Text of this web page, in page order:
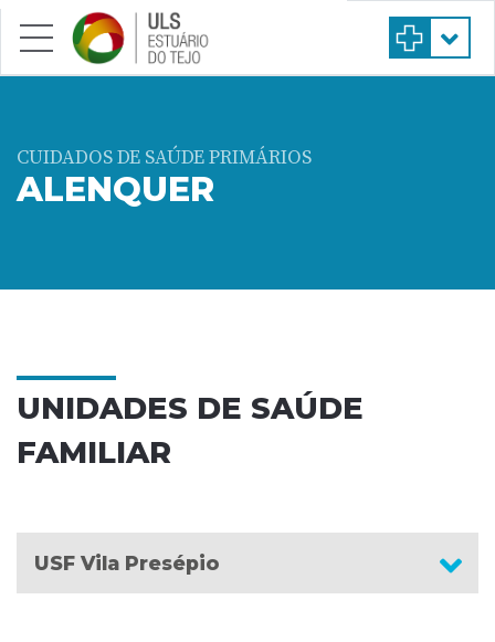
Saltar para conteúdo principal
CUIDADOS DE SAÚDE PRIMÁRIOS
ALENQUER
UNIDADES DE SAÚDE
FAMILIAR
USF Vila Presépio